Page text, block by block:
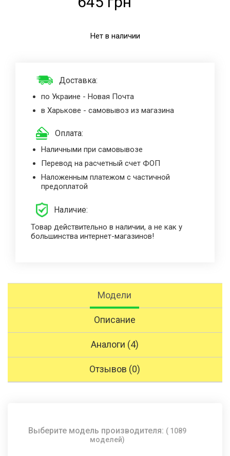
Нет в наличии
Доставка:
по Украине - Новая Почта
в Харькове - самовывоз из магазина
Оплата:
Наличными при самовывозе
Перевод на расчетный счет ФОП
Наложенным платежом с частичной
предоплатой
Наличие:
Товар действительно в наличии, а не как у
большинства интернет-магазинов!
Модели
Описание
Аналоги (4)
Отзывов (0)
Выберите модель производителя: ( 1089
моделей)